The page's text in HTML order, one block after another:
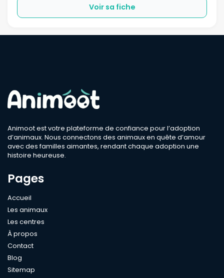
Voir sa fiche
Animoot est votre plateforme de confiance pour l’adoption
d’animaux. Nous connectons des animaux en quête d’amour
avec des familles aimantes, rendant chaque adoption une
histoire heureuse.
Pages
Accueil
Les animaux
Les centres
À propos
Contact
Blog
Sitemap